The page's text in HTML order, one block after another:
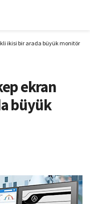
ikisi bir arada büyük monitör
ekran
büyük